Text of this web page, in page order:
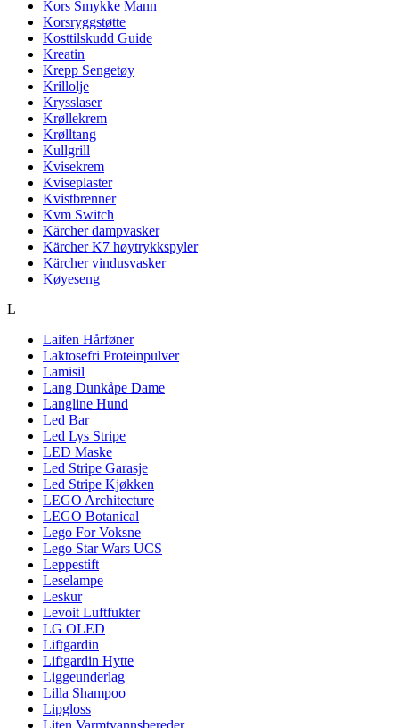
Kors Smykke Mann
Korsryggstøtte
Kosttilskudd Guide
Kreatin
Krepp Sengetøy
Krillolje
Krysslaser
Krøllekrem
Krølltang
Kullgrill
Kvisekrem
Kviseplaster
Kvistbrenner
Kvm Switch
Kärcher dampvasker
Kärcher K7 høytrykkspyler
Kärcher vindusvasker
Køyeseng
L
Laifen Hårføner
Laktosefri Proteinpulver
Lamisil
Lang Dunkåpe Dame
Langline Hund
Led Bar
Led Lys Stripe
LED Maske
Led Stripe Garasje
Led Stripe Kjøkken
LEGO Architecture
LEGO Botanical
Lego For Voksne
Lego Star Wars UCS
Leppestift
Leselampe
Leskur
Levoit Luftfukter
LG OLED
Liftgardin
Liftgardin Hytte
Liggeunderlag
Lilla Shampoo
Lipgloss
Liten Varmtvannsbereder